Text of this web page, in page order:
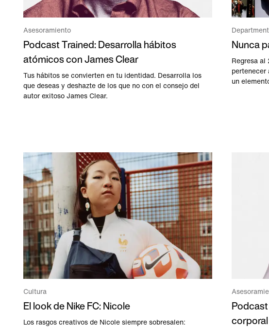
Asesoramiento
Podcast Trained: Desarrolla hábitos
atómicos con James Clear
Tus hábitos se convierten en tu identidad. Desarrolla los
que deseas y deshazte de los que no con el consejo del
autor exitoso James Clear.
Nunca
Regresa al
pertenecer
un
Cultura
El look de Nike FC: Nicole
Los rasgos creativos de Nicole siempre sobresalen: